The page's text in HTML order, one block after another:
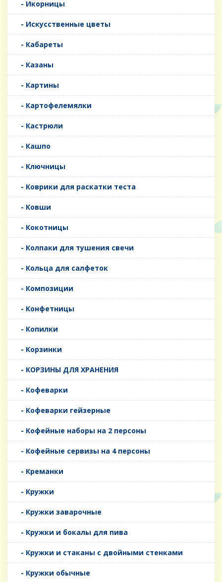
- Икорницы
- Искусственные цветы
- Кабареты
- Казаны
- Картины
- Картофелемялки
- Кастрюли
- Кашпо
- Ключницы
- Коврики для раскатки теста
- Ковши
- Кокотницы
- Колпаки для тушения свечи
- Кольца для салфеток
- Композиции
- Конфетницы
- Копилки
- Корзинки
- КОРЗИНЫ ДЛЯ ХРАНЕНИЯ
- Кофеварки
- Кофеварки гейзерные
- Кофейные наборы на 2 персоны
- Кофейные сервизы на 4 персоны
- Креманки
- Кружки
- Кружки заварочные
- Кружки и бокалы для пива
- Кружки и стаканы с двойными стенками
- Кружки обычные